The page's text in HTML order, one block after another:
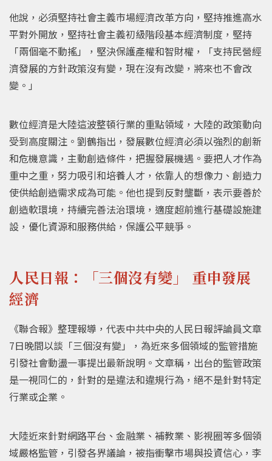
他說，必須堅持社會主義市場經濟改革方向，堅持推進高水
平對外開放，堅持社會主義初級階段基本經濟制度，堅持
「兩個毫不動搖」，堅決保護產權和智財權，「支持民營經
濟發展的方針政策沒有變，現在沒有改變，將來也不會改
變。」
數位經濟是大陸這波整頓行業的重點領域，大陸的政策動向
受到高度關注。劉鶴指出，發展數位經濟必須以強烈的創新
和危機意識，主動創造條件，把握發展機遇。要把人才作為
重中之重，努力吸引和培養人才，依靠人的想像力、創造力
使供給創造需求成為可能。他也提到反對壟斷，表示要善於
創造軟環境，持續完善法治環境，適度超前進行基礎設施建
設，優化資源和服務供給，保護公平競爭。
人民日報：「三個沒有變」 重申發展
經濟
《聯合報》整理報導，代表中共中央的人民日報評論員文章
7日晚間以談「三個沒有變」，為近來多個領域的監管措施
引發社會動盪一事提出最新說明。文章稱，出台的監管政策
是一視同仁的，針對的是違法和違規行為，絕不是針對特定
行業或企業。
大陸近來針對網路平台、金融業、補教業、影視圈等多個領
域嚴格監管，引發各界議論，被指衝擊市場與投資信心，李